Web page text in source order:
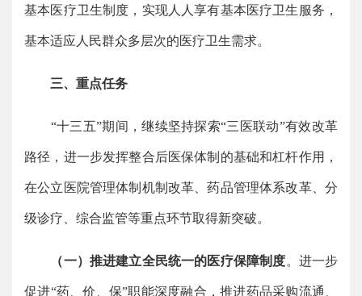
基本医疗卫生制度，实现人人享有基本医疗卫生服务，
基本适应人民群众多层次的医疗卫生需求。
三、重点任务
“十三五”期间，继续坚持探索“三医联动”有效改革
路径，进一步发挥整合后医保体制的基础和杠杆作用，
在公立医院管理体制机制改革、药品管理体系改革、分
级诊疗、综合监管等重点环节取得新突破。
（一）推进建立全民统一的医疗保障制度。进一步
促进“药、价、保”职能深度融合，推进药品采购流通、